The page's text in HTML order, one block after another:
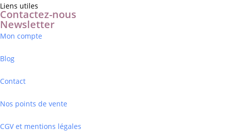
Liens utiles
Contactez-nous
Newsletter
Mon compte
Blog
Contact
Nos points de vente
CGV et mentions légales